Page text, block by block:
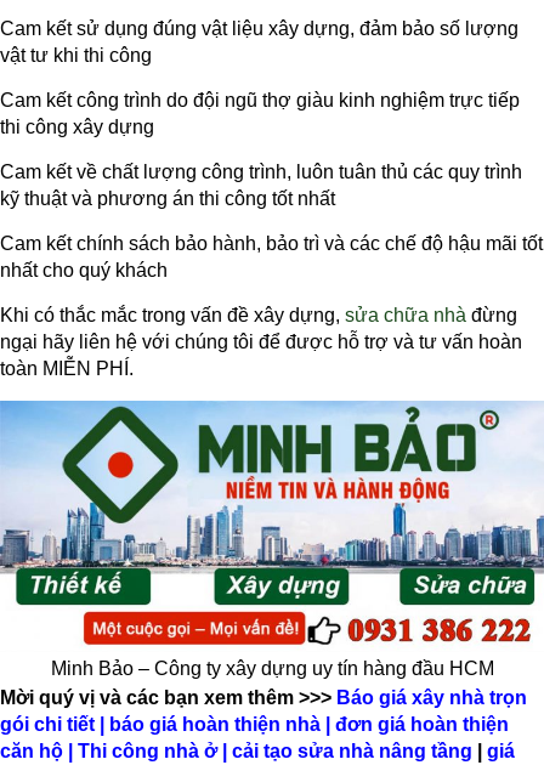
Cam kết sử dụng đúng vật liệu xây dựng, đảm bảo số lượng
vật tư khi thi công
Cam kết công trình do đội ngũ thợ giàu kinh nghiệm trực tiếp
thi công xây dựng
Cam kết về chất lượng công trình, luôn tuân thủ các quy trình
kỹ thuật và phương án thi công tốt nhất
Cam kết chính sách bảo hành, bảo trì và các chế độ hậu mãi tốt
nhất cho quý khách
Khi có thắc mắc trong vấn đề xây dựng, sửa chữa nhà đừng
ngại hãy liên hệ với chúng tôi để được hỗ trợ và tư vấn hoàn
toàn MIỄN PHÍ.
Minh Bảo – Công ty xây dựng uy tín hàng đầu HCM
Mời quý vị và các bạn xem thêm >>> Báo giá xây nhà trọn
gói chi tiết
báo giá hoàn thiện nhà
đơn giá hoàn thiện
căn hộ
Thi công nhà ở| cải tạo sửa nhà nâng tầng
giá